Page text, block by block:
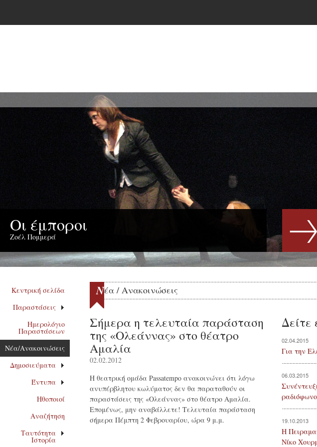
Οι έμποροι
Ζοέλ Πομμερά
Κεντρική σελίδα
Παραστάσεις
Ημερολόγιο
Παραστάσεων
Νέα/Ανακοινώσεις
Δημοσιεύματα
Έντυπα
Ηθοποιοί
Αναζήτηση
Ταυτότητα
Ιστορία
Νέα / Ανακοινώσεις
Σήμερα η τελευταία παράσταση
της «Ολεάννας» στο θέατρο
Αμαλία
02.02.2012
Η θεατρική ομάδα Passatempo ανακοινώνει ότι λόγω
ανυπέρβλητου κωλύματος δεν θα παραταθούν οι
παραστάσεις της «Ολεάννας» στο θέατρο Αμαλία.
Επομένως, μην αναβάλλετε! Τελευταία παράσταση
σήμερα Πέμπτη 2 Φεβρουαρίου, ώρα 9 μ.μ.
Δείτε
02.04.2015
Για την
06.03.2015
ραδιόφωνο
19.10.2013
Η
Νίκο